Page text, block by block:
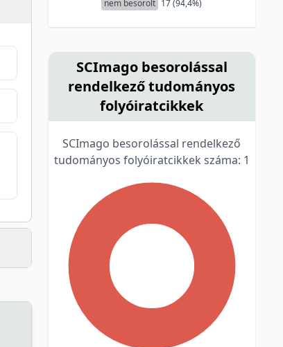
nem besorolt 17 (94,4%)
SCImago besorolással
rendelkező tudományos
folyóiratcikkek
SCImago besorolással rendelkező
tudományos folyóiratcikkek száma: 1